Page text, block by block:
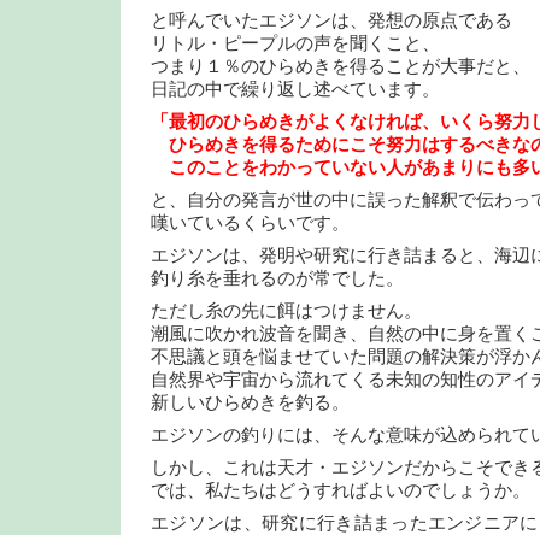
と呼んでいたエジソンは、発想の原点である
リトル・ピープルの声を聞くこと、
つまり１％のひらめきを得ることが大事だと、
日記の中で繰り返し述べています。
「最初のひらめきがよくなければ、いくら努力
ひらめきを得るためにこそ努力はするべきな
このことをわかっていない人があまりにも多
と、自分の発言が世の中に誤った解釈で伝わっ
嘆いているくらいです。
エジソンは、発明や研究に行き詰まると、海辺
釣り糸を垂れるのが常でした。
ただし糸の先に餌はつけません。
潮風に吹かれ波音を聞き、自然の中に身を置く
不思議と頭を悩ませていた問題の解決策が浮か
自然界や宇宙から流れてくる未知の知性のアイ
新しいひらめきを釣る。
エジソンの釣りには、そんな意味が込められて
しかし、これは天才・エジソンだからこそでき
では、私たちはどうすればよいのでしょうか。
エジソンは、研究に行き詰まったエンジニア